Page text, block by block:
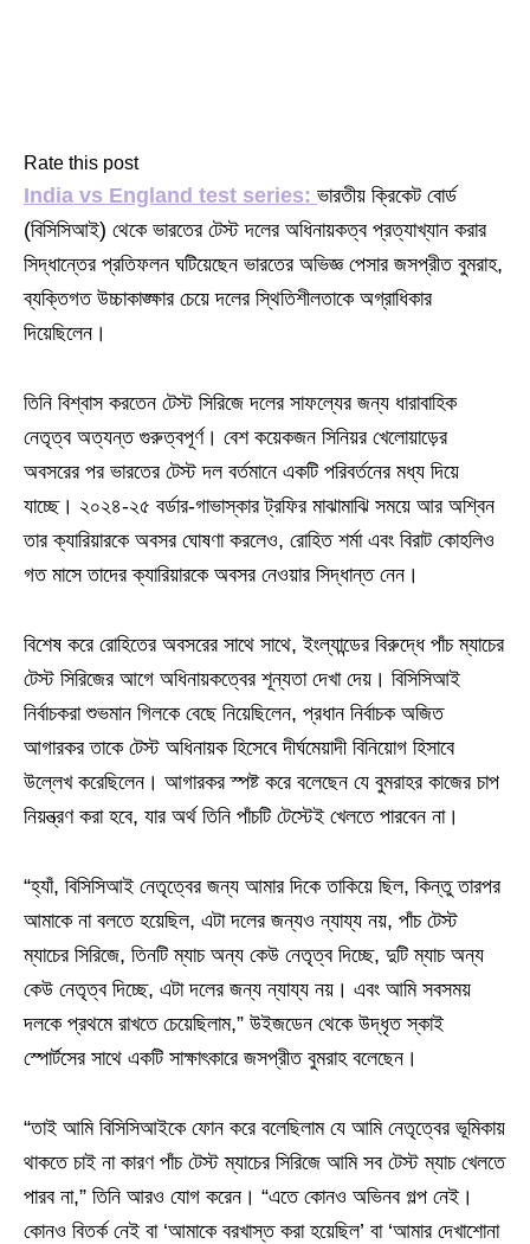
Rate this post
India vs England test series: ভারতীয় ক্রিকেট বোর্ড
(বিসিসিআই) থেকে ভারতের টেস্ট দলের অধিনায়কত্ব প্রত্যাখ্যান করার
সিদ্ধান্তের প্রতিফলন ঘটিয়েছেন ভারতের অভিজ্ঞ পেসার জসপ্রীত বুমরাহ,
ব্যক্তিগত উচ্চাকাঙ্ক্ষার চেয়ে দলের স্থিতিশীলতাকে অগ্রাধিকার
দিয়েছিলেন।
তিনি বিশ্বাস করতেন টেস্ট সিরিজে দলের সাফল্যের জন্য ধারাবাহিক
নেতৃত্ব অত্যন্ত গুরুত্বপূর্ণ। বেশ কয়েকজন সিনিয়র খেলোয়াড়ের
অবসরের পর ভারতের টেস্ট দল বর্তমানে একটি পরিবর্তনের মধ্য দিয়ে
যাচ্ছে। ২০২৪-২৫ বর্ডার-গাভাস্কার ট্রফির মাঝামাঝি সময়ে আর অশ্বিন
তার ক্যারিয়ারকে অবসর ঘোষণা করলেও, রোহিত শর্মা এবং বিরাট কোহলিও
গত মাসে তাদের ক্যারিয়ারকে অবসর নেওয়ার সিদ্ধান্ত নেন।
বিশেষ করে রোহিতের অবসরের সাথে সাথে, ইংল্যান্ডের বিরুদ্ধে পাঁচ ম্যাচের
টেস্ট সিরিজের আগে অধিনায়কত্বের শূন্যতা দেখা দেয়। বিসিসিআই
নির্বাচকরা শুভমান গিলকে বেছে নিয়েছিলেন, প্রধান নির্বাচক অজিত
আগারকর তাকে টেস্ট অধিনায়ক হিসেবে দীর্ঘমেয়াদী বিনিয়োগ হিসাবে
উল্লেখ করেছিলেন। আগারকর স্পষ্ট করে বলেছেন যে বুমরাহর কাজের চাপ
নিয়ন্ত্রণ করা হবে, যার অর্থ তিনি পাঁচটি টেস্টেই খেলতে পারবেন না।
“হ্যাঁ, বিসিসিআই নেতৃত্বের জন্য আমার দিকে তাকিয়ে ছিল, কিন্তু তারপর
আমাকে না বলতে হয়েছিল, এটা দলের জন্যও ন্যায্য নয়, পাঁচ টেস্ট
ম্যাচের সিরিজে, তিনটি ম্যাচ অন্য কেউ নেতৃত্ব দিচ্ছে, দুটি ম্যাচ অন্য
কেউ নেতৃত্ব দিচ্ছে, এটা দলের জন্য ন্যায্য নয়। এবং আমি সবসময়
দলকে প্রথমে রাখতে চেয়েছিলাম,” উইজডেন থেকে উদ্ধৃত স্কাই
স্পোর্টসের সাথে একটি সাক্ষাৎকারে জসপ্রীত বুমরাহ বলেছেন।
“তাই আমি বিসিসিআইকে ফোন করে বলেছিলাম যে আমি নেতৃত্বের ভূমিকায়
থাকতে চাই না কারণ পাঁচ টেস্ট ম্যাচের সিরিজে আমি সব টেস্ট ম্যাচ খেলতে
পারব না,” তিনি আরও যোগ করেন। “এতে কোনও অভিনব গল্প নেই।
কোনও বিতর্ক নেই বা ‘আমাকে বরখাস্ত করা হয়েছিল’ বা ‘আমার দেখাশোনা